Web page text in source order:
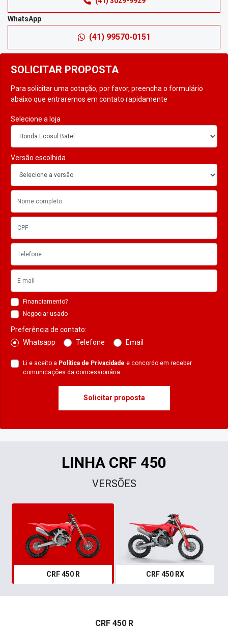
SOLICITAR PROPOSTA
Para solicitar uma cotação, por favor, preencha o formulário
abaixo que entraremos em contato rapidamente
Selecione a loja
Versão escolhida
Financiamento?
Negociar usado
Preferência de contato:
Whatsapp
Telefone Email
Li e aceito a Política de Privacidade e concordo em receber
comunicações da concessionária.
Solicitar proposta
WhatsApp
(41) 99570-0151
LINHA CRF 450
VERSÕES
CRF 450 R CRF 450 RX
CRF 450 R